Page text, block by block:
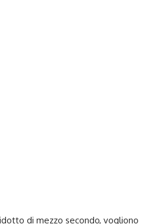
di mezzo secondo, vogliono